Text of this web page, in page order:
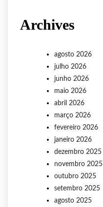
Archives
agosto 2026
julho 2026
junho 2026
maio 2026
abril 2026
março 2026
fevereiro 2026
janeiro 2026
dezembro 2025
novembro 2025
outubro 2025
setembro 2025
agosto 2025